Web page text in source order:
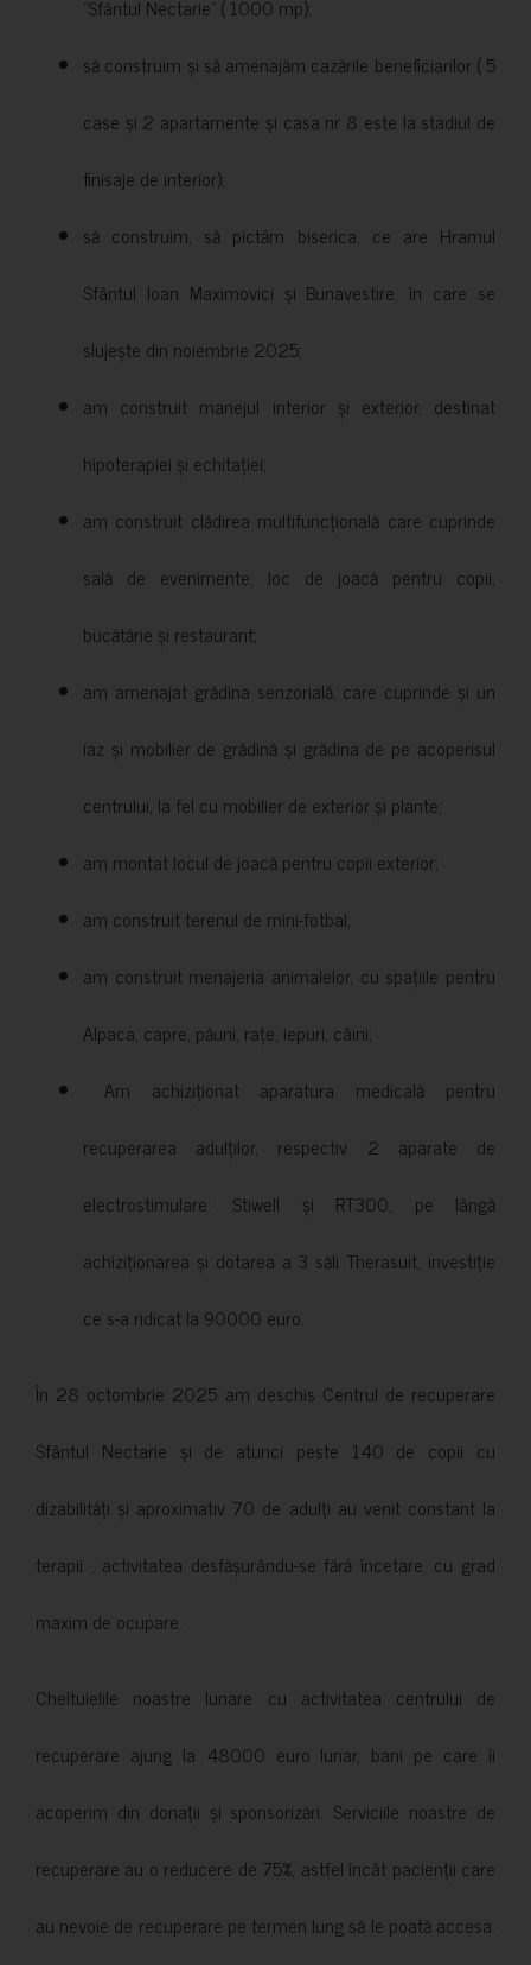
”Sfântul Nectarie” ( 1000 mp);
să construim și să amenajăm cazările beneficiarilor ( 5
case și 2 apartamente și casa nr 8 este la stadiul de
finisaje de interior);
să construim, să pictăm biserica, ce are Hramul
Sfântul Ioan Maximovici și Bunavestire, în care se
slujește din noiembrie 2025;
am construit manejul interior și exterior, destinat
hipoterapiei și echitației;
am construit clădirea multifuncțională care cuprinde
sală de evenimente, loc de joacă pentru copii,
bucătărie și restaurant;
am amenajat grădina senzorială, care cuprinde și un
iaz și mobilier de grădină și grădina de pe acoperisul
centrului, la fel cu mobilier de exterior și plante;
am montat locul de joacă pentru copii exterior;
am construit terenul de mini-fotbal;
am construit menajeria animalelor, cu spațiile pentru
Alpaca, capre, păuni, rațe, iepuri, câini;
Am achiziționat aparatura medicală pentru
recuperarea adulților, respectiv 2 aparate de
electrostimulare: Stiwell și RT300, pe lângă
achiziționarea și dotarea a 3 săli Therasuit, investiție
ce s-a ridicat la 90000 euro.
În 28 octombrie 2025 am deschis Centrul de recuperare
Sfântul Nectarie și de atunci peste 140 de copii cu
dizabilități și aproximativ 70 de adulți au venit constant la
terapii , activitatea desfășurându-se fără încetare, cu grad
maxim de ocupare.
Cheltuielile noastre lunare cu activitatea centrului de
recuperare ajung la 48000 euro lunar, bani pe care îi
acoperim din donații și sponsorizări. Serviciile noastre de
recuperare au o reducere de 75%, astfel încât pacienții care
au nevoie de recuperare pe termen lung să le poată accesa.